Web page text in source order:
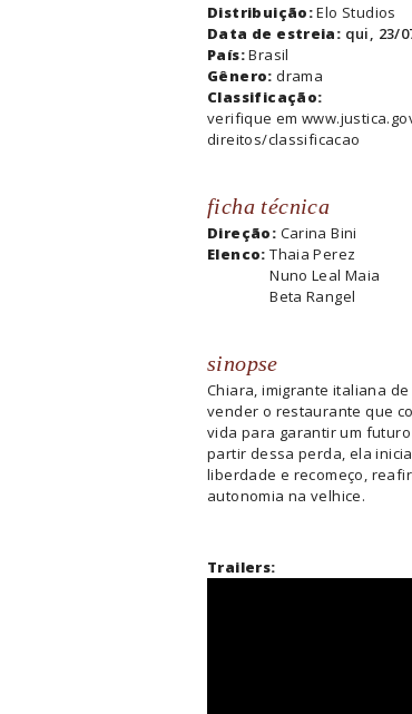
Distribuição:Elo Studios
Data de estreia: qui, 23/
País:Brasil
Gênero:drama
Classificação:
verifique em
direitos/classificacao
ficha técnica
Direção: Carina Bini
Elenco:Thaia Perez
Nuno Leal Maia
Beta Rangel
sinopse
Chiara, imigrante italiana de
vender o restaurante que
vida para garantir um
partir dessa perda, ela
liberdade e recomeço,
autonomia na velhice.
Trailers: